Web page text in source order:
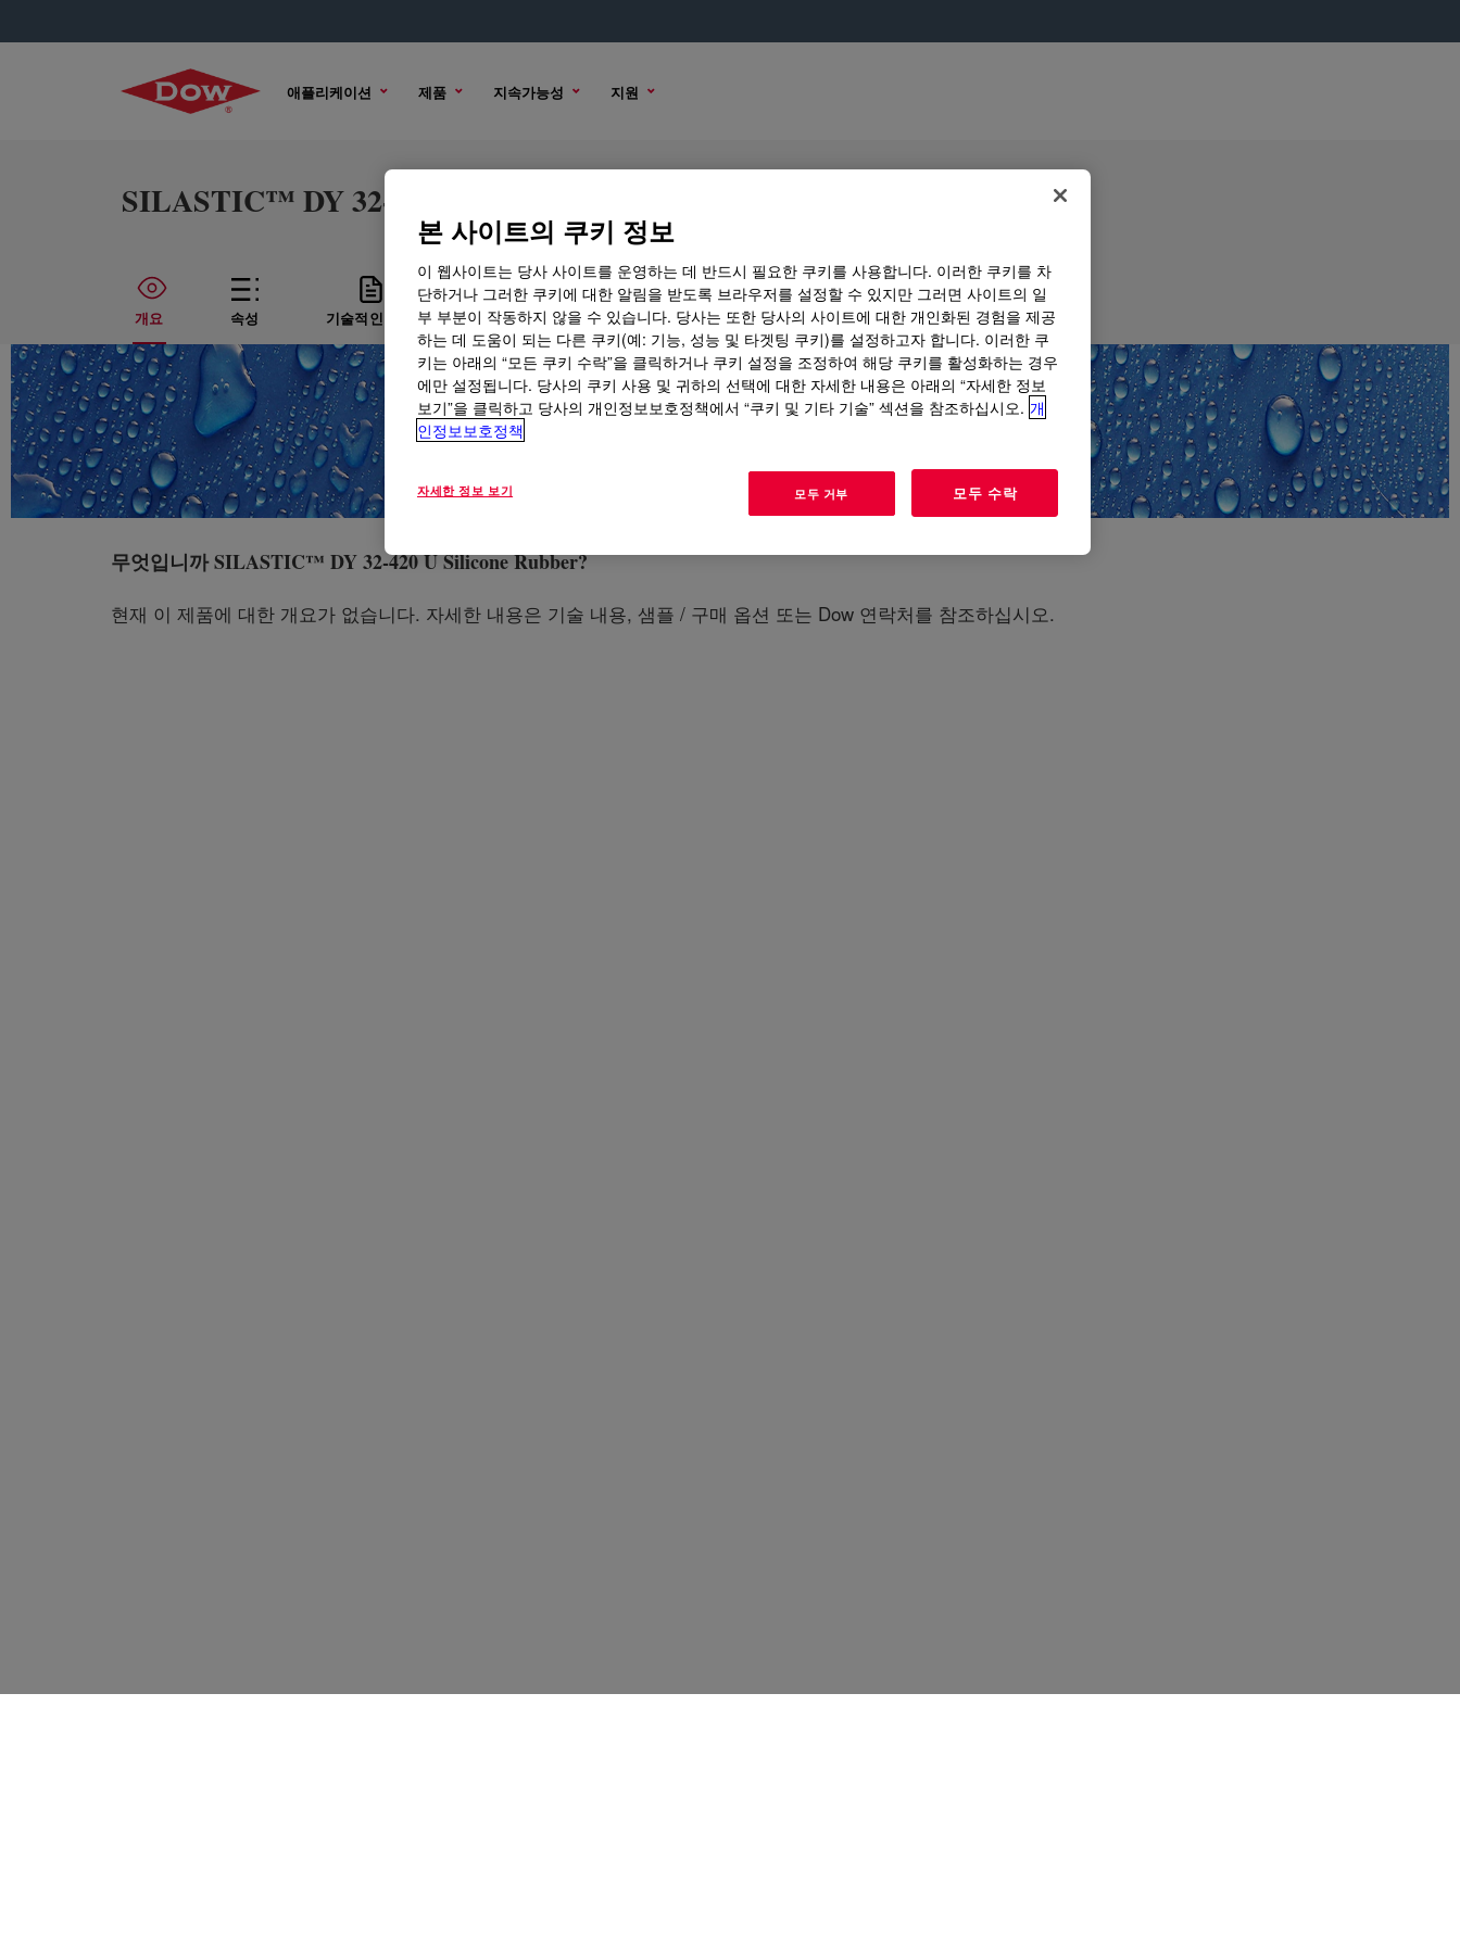
애플리케이션 제품 지속가능성 지원
SILASTIC™ DY 32-420 U Silicone Rubber
개요 속성 기술적인 내용 샘플 옵션 구매 옵션
무엇입니까SILASTIC™ DY 32-420 U Silicone Rubber?
현재 이 제품에 대한 개요가 없습니다. 자세한 내용은 기술 내용, 샘플 / 구매 옵션 또는 Dow 연락처를 참조하십시오.
본 사이트의 쿠키 정보
이 웹사이트는 당사 사이트를 운영하는 데 반드시 필요한 쿠키를 사용합니다. 이러한 쿠키를 차
단하거나 그러한 쿠키에 대한 알림을 받도록 브라우저를 설정할 수 있지만 그러면 사이트의 일
부 부분이 작동하지 않을 수 있습니다. 당사는 또한 당사의 사이트에 대한 개인화된 경험을 제공
하는 데 도움이 되는 다른 쿠키(예: 기능, 성능 및 타겟팅 쿠키)를 설정하고자 합니다. 이러한 쿠
키는 아래의 “모든 쿠키 수락”을 클릭하거나 쿠키 설정을 조정하여 해당 쿠키를 활성화하는 경우
에만 설정됩니다. 당사의 쿠키 사용 및 귀하의 선택에 대한 자세한 내용은 아래의 “자세한 정보
보기”을 클릭하고 당사의 개인정보보호정책에서 “쿠키 및 기타 기술” 섹션을 참조하십시오. 개
인정보보호정책
자세한 정보 보기 모두 거부 모두 수락